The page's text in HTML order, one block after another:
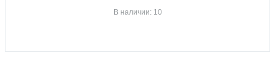
В наличии: 10